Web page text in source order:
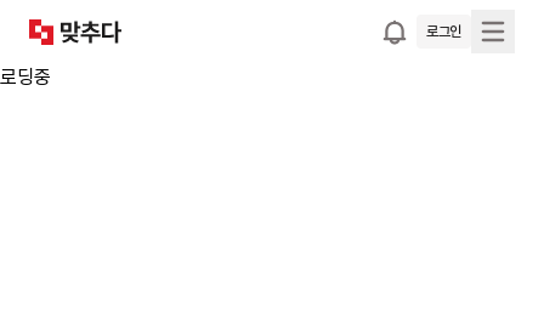
로그인
로딩중